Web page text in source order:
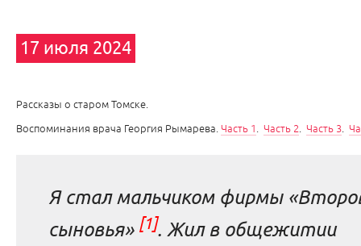
17 июля 2024
Рассказы о старом Томске.
Воспоминания врача Георгия Рымарева. Часть 1 Часть 2 Часть 3
Я стал мальчиком фирмы
сыновья» [1]. Жил в общежитии